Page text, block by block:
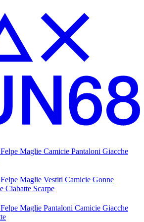
Felpe Maglie Camicie Pantaloni Giacche
Felpe Maglie Vestiti Camicie Gonne
Ciabatte Scarpe
Felpe Maglie Pantaloni Camicie Giacche